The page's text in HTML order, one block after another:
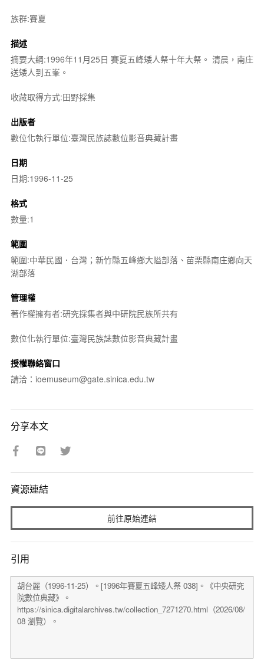
族群:賽夏
描述
摘要大綱:1996年11月25日 賽夏五峰矮人祭十年大祭。 清晨，南庄
送矮人到五峯。
收藏取得方式:田野採集
出版者
數位化執行單位:臺灣民族誌數位影音典藏計畫
日期
日期:1996-11-25
格式
數量:1
範圍
範圍:中華民國．台灣；新竹縣五峰鄉大隘部落、苗栗縣南庄鄉向天
湖部落
管理權
著作權擁有者:研究採集者與中研院民族所共有
數位化執行單位:臺灣民族誌數位影音典藏計畫
授權聯絡窗口
請洽：ioemuseum@gate.sinica.edu.tw
分享本文
資源連結
前往原始連結
引用